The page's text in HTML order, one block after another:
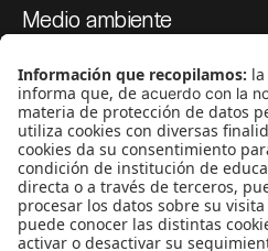
Medio ambiente
Ciudad
Movilización social
¿Quiénes somos?